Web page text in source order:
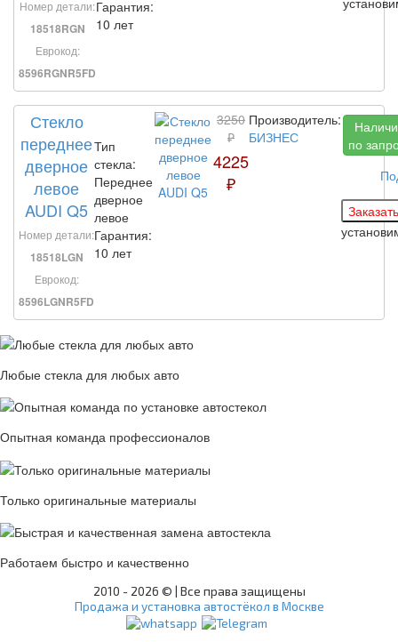
Номер детали:
18518RGN
Еврокод:
8596RGNR5FD
Гарантия:
10 лет
Стекло
переднее
дверное
левое
AUDI Q5
Номер детали:
18518LGN
Еврокод:
8596LGNR5FD
Тип
стекла:
Переднее
дверное
левое
Гарантия:
10 лет
3250
₽
4225
₽
Производитель:
БИЗНЕС
по
Любые стекла для любых авто
Опытная команда профессионалов
Только оригинальные материалы
Работаем быстро и качественно
2010 - 2026 © | Все права защищены
Продажа и установка автостёкол в Москве